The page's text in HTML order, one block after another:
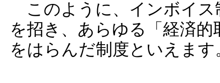
このように、インボイス
を招き、あらゆる「経済
をはらんだ制度といえます